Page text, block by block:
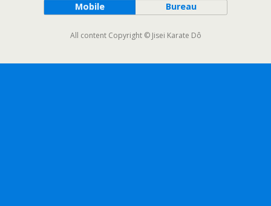
Mobile Bureau
All content Copyright © Jisei Karate Dô